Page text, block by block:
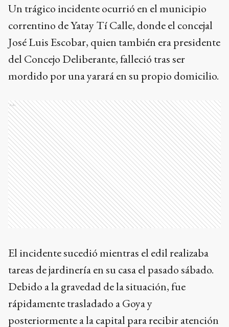
Un trágico incidente ocurrió en el municipio
correntino de Yatay Tí Calle, donde el concejal
José Luis Escobar, quien también era presidente
del Concejo Deliberante, falleció tras ser
mordido por una yarará en su propio domicilio.
Ads
El incidente sucedió mientras el edil realizaba
tareas de jardinería en su casa el pasado sábado.
Debido a la gravedad de la situación, fue
rápidamente trasladado a Goya y
posteriormente a la capital para recibir atención